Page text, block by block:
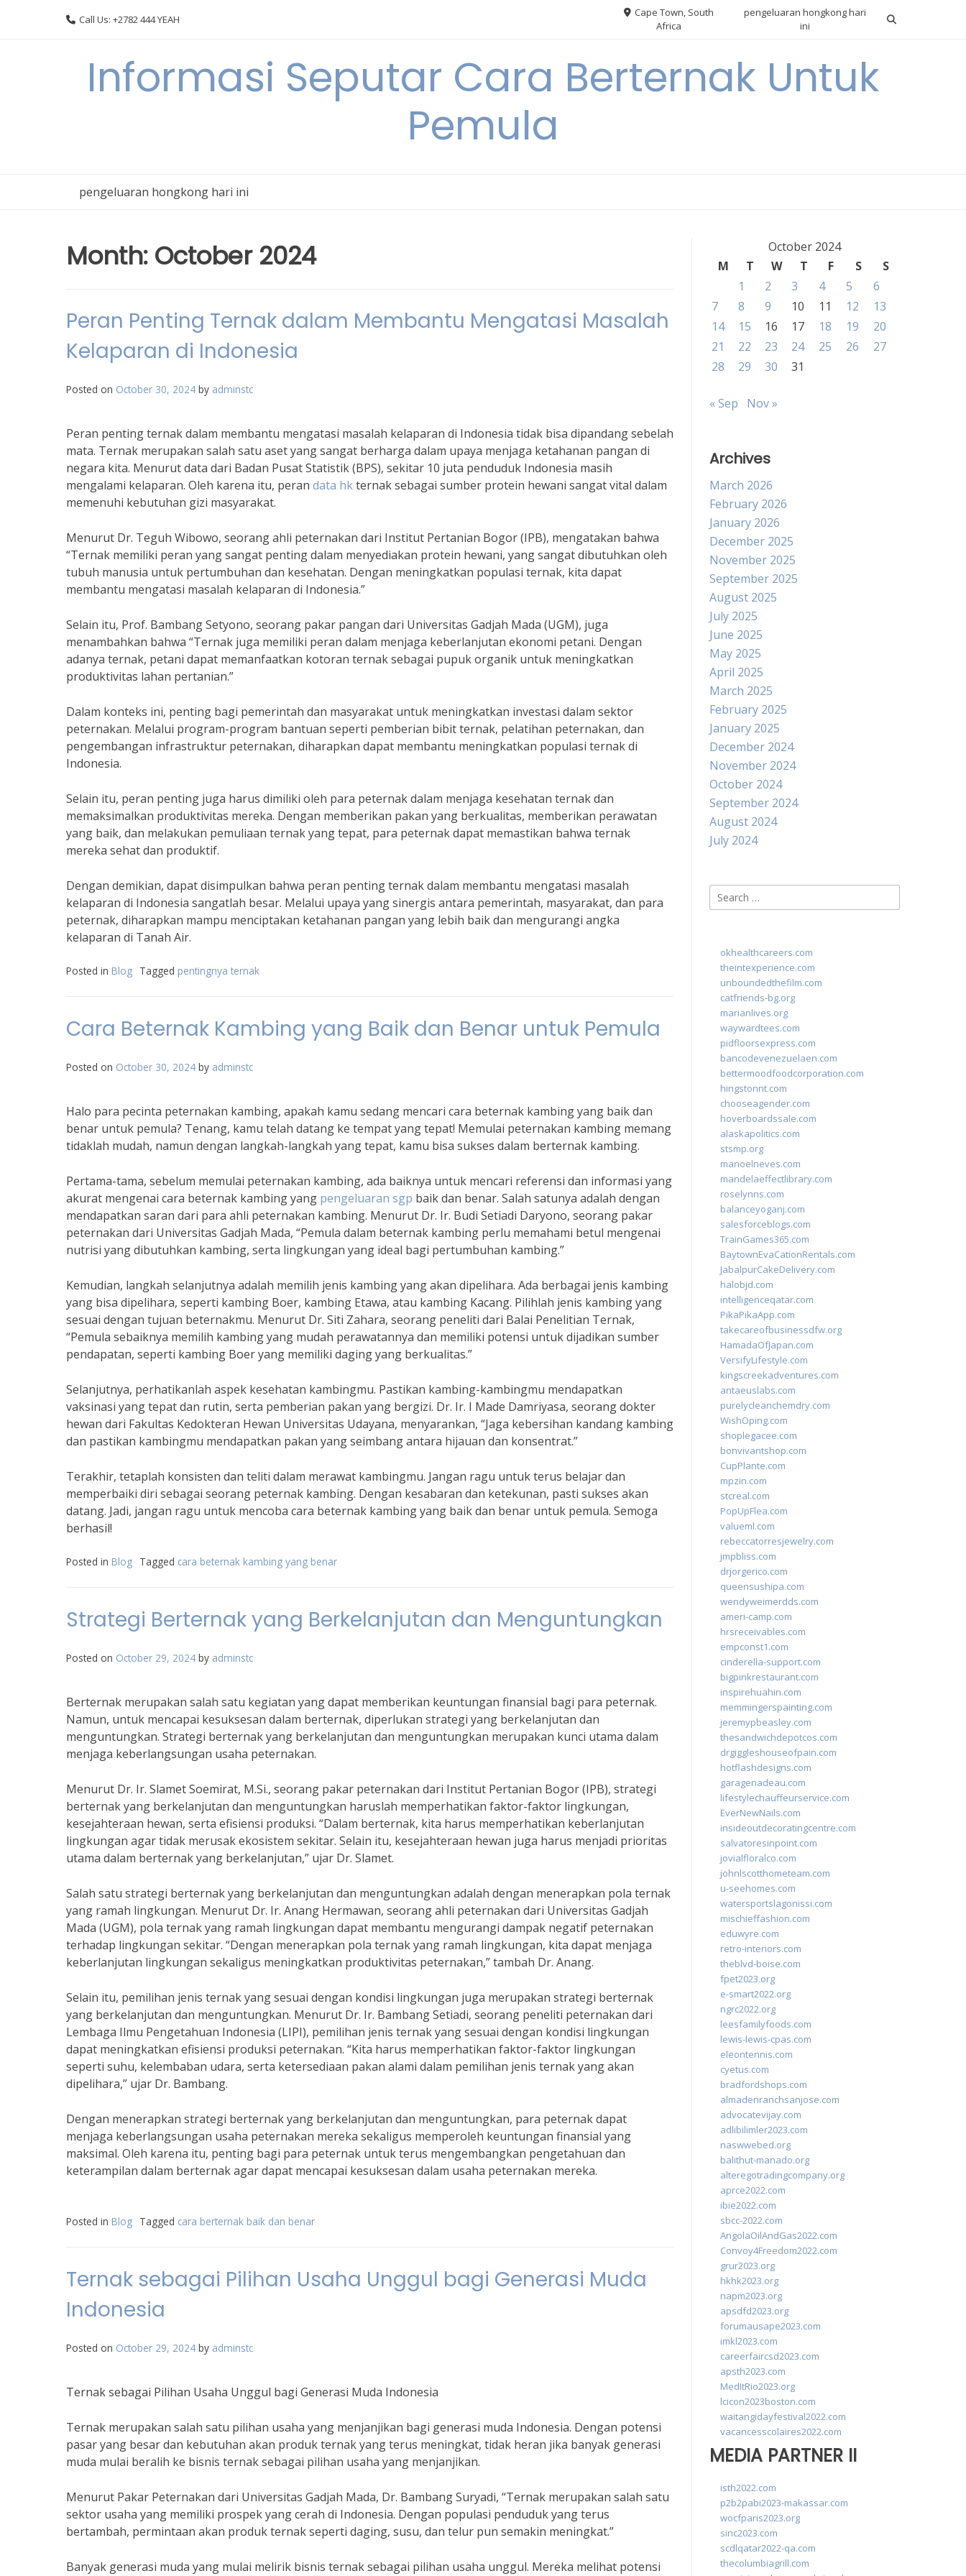
Call Us: +2782 444 YEAH
Cape Town, South
Africa
pengeluaran hongkong hari
ini
Informasi Seputar Cara Berternak Untuk
Pemula
pengeluaran hongkong hari ini
Month: October 2024
Peran Penting Ternak dalam Membantu Mengatasi Masalah
Kelaparan di Indonesia
Posted on October 30, 2024 by adminstc
Peran penting ternak dalam membantu mengatasi masalah kelaparan di Indonesia tidak bisa dipandang sebelah
mata. Ternak merupakan salah satu aset yang sangat berharga dalam upaya menjaga ketahanan pangan di
negara kita. Menurut data dari Badan Pusat Statistik (BPS), sekitar 10 juta penduduk Indonesia masih
mengalami kelaparan. Oleh karena itu, peran data hkternak sebagai sumber protein hewani sangat vital dalam
memenuhi kebutuhan gizi masyarakat.
Menurut Dr. Teguh Wibowo, seorang ahli peternakan dari Institut Pertanian Bogor (IPB), mengatakan bahwa
“Ternak memiliki peran yang sangat penting dalam menyediakan protein hewani, yang sangat dibutuhkan oleh
tubuh manusia untuk pertumbuhan dan kesehatan. Dengan meningkatkan populasi ternak, kita dapat
membantu mengatasi masalah kelaparan di Indonesia.”
Selain itu, Prof. Bambang Setyono, seorang pakar pangan dari Universitas Gadjah Mada (UGM), juga
menambahkan bahwa “Ternak juga memiliki peran dalam menjaga keberlanjutan ekonomi petani. Dengan
adanya ternak, petani dapat memanfaatkan kotoran ternak sebagai pupuk organik untuk meningkatkan
produktivitas lahan pertanian.”
Dalam konteks ini, penting bagi pemerintah dan masyarakat untuk meningkatkan investasi dalam sektor
peternakan. Melalui program-program bantuan seperti pemberian bibit ternak, pelatihan peternakan, dan
pengembangan infrastruktur peternakan, diharapkan dapat membantu meningkatkan populasi ternak di
Indonesia.
Selain itu, peran penting juga harus dimiliki oleh para peternak dalam menjaga kesehatan ternak dan
memaksimalkan produktivitas mereka. Dengan memberikan pakan yang berkualitas, memberikan perawatan
yang baik, dan melakukan pemuliaan ternak yang tepat, para peternak dapat memastikan bahwa ternak
mereka sehat dan produktif.
Dengan demikian, dapat disimpulkan bahwa peran penting ternak dalam membantu mengatasi masalah
kelaparan di Indonesia sangatlah besar. Melalui upaya yang sinergis antara pemerintah, masyarakat, dan para
peternak, diharapkan mampu menciptakan ketahanan pangan yang lebih baik dan mengurangi angka
kelaparan di Tanah Air.
Posted in Blog Tagged pentingnya ternak
Cara Beternak Kambing yang Baik dan Benar untuk Pemula
Posted on October 30, 2024 by adminstc
Halo para pecinta peternakan kambing, apakah kamu sedang mencari cara beternak kambing yang baik dan
benar untuk pemula? Tenang, kamu telah datang ke tempat yang tepat! Memulai peternakan kambing memang
tidaklah mudah, namun dengan langkah-langkah yang tepat, kamu bisa sukses dalam berternak kambing.
Pertama-tama, sebelum memulai peternakan kambing, ada baiknya untuk mencari referensi dan informasi yang
akurat mengenai cara beternak kambing yang pengeluaran sgp baik dan benar. Salah satunya adalah dengan
mendapatkan saran dari para ahli peternakan kambing. Menurut Dr. Ir. Budi Setiadi Daryono, seorang pakar
peternakan dari Universitas Gadjah Mada, “Pemula dalam beternak kambing perlu memahami betul mengenai
nutrisi yang dibutuhkan kambing, serta lingkungan yang ideal bagi pertumbuhan kambing.”
Kemudian, langkah selanjutnya adalah memilih jenis kambing yang akan dipelihara. Ada berbagai jenis kambing
yang bisa dipelihara, seperti kambing Boer, kambing Etawa, atau kambing Kacang. Pilihlah jenis kambing yang
sesuai dengan tujuan beternakmu. Menurut Dr. Siti Zahara, seorang peneliti dari Balai Penelitian Ternak,
“Pemula sebaiknya memilih kambing yang mudah perawatannya dan memiliki potensi untuk dijadikan sumber
pendapatan, seperti kambing Boer yang memiliki daging yang berkualitas.”
Selanjutnya, perhatikanlah aspek kesehatan kambingmu. Pastikan kambing-kambingmu mendapatkan
vaksinasi yang tepat dan rutin, serta pemberian pakan yang bergizi. Dr. Ir. I Made Damriyasa, seorang dokter
hewan dari Fakultas Kedokteran Hewan Universitas Udayana, menyarankan, “Jaga kebersihan kandang kambing
dan pastikan kambingmu mendapatkan pakan yang seimbang antara hijauan dan konsentrat.”
Terakhir, tetaplah konsisten dan teliti dalam merawat kambingmu. Jangan ragu untuk terus belajar dan
memperbaiki diri sebagai seorang peternak kambing. Dengan kesabaran dan ketekunan, pasti sukses akan
datang. Jadi, jangan ragu untuk mencoba cara beternak kambing yang baik dan benar untuk pemula. Semoga
berhasil!
Posted in Blog Tagged cara beternak kambing yang benar
Strategi Berternak yang Berkelanjutan dan Menguntungkan
Posted on October 29, 2024 by adminstc
Berternak merupakan salah satu kegiatan yang dapat memberikan keuntungan finansial bagi para peternak.
Namun, untuk mencapai kesuksesan dalam berternak, diperlukan strategi yang berkelanjutan dan
menguntungkan. Strategi berternak yang berkelanjutan dan menguntungkan merupakan kunci utama dalam
menjaga keberlangsungan usaha peternakan.
Menurut Dr. Ir. Slamet Soemirat, M.Si., seorang pakar peternakan dari Institut Pertanian Bogor (IPB), strategi
berternak yang berkelanjutan dan menguntungkan haruslah memperhatikan faktor-faktor lingkungan,
kesejahteraan hewan, serta efisiensi produksi. “Dalam berternak, kita harus memperhatikan keberlanjutan
lingkungan agar tidak merusak ekosistem sekitar. Selain itu, kesejahteraan hewan juga harus menjadi prioritas
utama dalam berternak yang berkelanjutan,” ujar Dr. Slamet.
Salah satu strategi berternak yang berkelanjutan dan menguntungkan adalah dengan menerapkan pola ternak
yang ramah lingkungan. Menurut Dr. Ir. Anang Hermawan, seorang ahli peternakan dari Universitas Gadjah
Mada (UGM), pola ternak yang ramah lingkungan dapat membantu mengurangi dampak negatif peternakan
terhadap lingkungan sekitar. “Dengan menerapkan pola ternak yang ramah lingkungan, kita dapat menjaga
keberlanjutan lingkungan sekaligus meningkatkan produktivitas peternakan,” tambah Dr. Anang.
Selain itu, pemilihan jenis ternak yang sesuai dengan kondisi lingkungan juga merupakan strategi berternak
yang berkelanjutan dan menguntungkan. Menurut Dr. Ir. Bambang Setiadi, seorang peneliti peternakan dari
Lembaga Ilmu Pengetahuan Indonesia (LIPI), pemilihan jenis ternak yang sesuai dengan kondisi lingkungan
dapat meningkatkan efisiensi produksi peternakan. “Kita harus memperhatikan faktor-faktor lingkungan
seperti suhu, kelembaban udara, serta ketersediaan pakan alami dalam pemilihan jenis ternak yang akan
dipelihara,” ujar Dr. Bambang.
Dengan menerapkan strategi berternak yang berkelanjutan dan menguntungkan, para peternak dapat
menjaga keberlangsungan usaha peternakan mereka sekaligus memperoleh keuntungan finansial yang
maksimal. Oleh karena itu, penting bagi para peternak untuk terus mengembangkan pengetahuan dan
keterampilan dalam berternak agar dapat mencapai kesuksesan dalam usaha peternakan mereka.
Posted in Blog Tagged cara berternak baik dan benar
Ternak sebagai Pilihan Usaha Unggul bagi Generasi Muda
Indonesia
Posted on October 29, 2024 by adminstc
Ternak sebagai Pilihan Usaha Unggul bagi Generasi Muda Indonesia
Ternak merupakan salah satu pilihan usaha yang menjanjikan bagi generasi muda Indonesia. Dengan potensi
pasar yang besar dan kebutuhan akan produk ternak yang terus meningkat, tidak heran jika banyak generasi
muda mulai beralih ke bisnis ternak sebagai pilihan usaha yang menjanjikan.
Menurut Pakar Peternakan dari Universitas Gadjah Mada, Dr. Bambang Suryadi, “Ternak merupakan salah satu
sektor usaha yang memiliki prospek yang cerah di Indonesia. Dengan populasi penduduk yang terus
bertambah, permintaan akan produk ternak seperti daging, susu, dan telur pun semakin meningkat.”
Banyak generasi muda yang mulai melirik bisnis ternak sebagai pilihan usaha unggul. Mereka melihat potensi
October 2024
M
T W T F S
S
1
2 3 4 5
6
7
8 9 10 11 12
13
14
15 16 17 18 19
20
21
22 23 24 25 26
27
28
29 30 31
« Sep Nov »
Archives
March 2026
February 2026
January 2026
December 2025
November 2025
September 2025
August 2025
July 2025
June 2025
May 2025
April 2025
March 2025
February 2025
January 2025
December 2024
November 2024
October 2024
September 2024
August 2024
July 2024
Search
for:
okhealthcareers.com
theintexperience.com
unboundedthefilm.com
catfriends-bg.org
marianlives.org
waywardtees.com
pidfloorsexpress.com
bancodevenezuelaen.com
bettermoodfoodcorporation.com
hingstonnt.com
chooseagender.com
hoverboardssale.com
alaskapolitics.com
stsmp.org
manoelneves.com
mandelaeffectlibrary.com
roselynns.com
balanceyoganj.com
salesforceblogs.com
TrainGames365.com
BaytownEvaCationRentals.com
JabalpurCakeDelivery.com
halobjd.com
intelligenceqatar.com
PikaPikaApp.com
takecareofbusinessdfw.org
HamadaOfJapan.com
VersifyLifestyle.com
kingscreekadventures.com
antaeuslabs.com
purelycleanchemdry.com
WishOping.com
shoplegacee.com
bonvivantshop.com
CupPlante.com
mpzin.com
stcreal.com
PopUpFlea.com
valueml.com
rebeccatorresjewelry.com
jmpbliss.com
drjorgerico.com
queensushipa.com
wendyweimerdds.com
ameri-camp.com
hrsreceivables.com
empconst1.com
cinderella-support.com
bigpinkrestaurant.com
inspirehuahin.com
memmingerspainting.com
jeremypbeasley.com
thesandwichdepotcos.com
drgiggleshouseofpain.com
hotflashdesigns.com
garagenadeau.com
lifestylechauffeurservice.com
EverNewNails.com
insideoutdecoratingcentre.com
salvatoresinpoint.com
jovialfloralco.com
johnlscotthometeam.com
u-seehomes.com
watersportslagonissi.com
mischieffashion.com
eduwyre.com
retro-interiors.com
theblvd-boise.com
fpet2023.org
e-smart2022.org
ngrc2022.org
leesfamilyfoods.com
lewis-lewis-cpas.com
eleontennis.com
cyetus.com
bradfordshops.com
almadenranchsanjose.com
advocatevijay.com
adlibilimler2023.com
naswwebed.org
balithut-manado.org
alteregotradingcompany.org
aprce2022.com
ibie2022.com
sbcc-2022.com
AngolaOilAndGas2022.com
Convoy4Freedom2022.com
grur2023.org
hkhk2023.org
napm2023.org
apsdfd2023.org
forumausape2023.com
imkl2023.com
careerfaircsd2023.com
apsth2023.com
MedItRio2023.org
lcicon2023boston.com
waitangidayfestival2022.com
vacancesscolaires2022.com
MEDIA PARTNER II
isth2022.com
p2b2pabi2023-makassar.com
wocfparis2023.org
sinc2023.com
scdlqatar2022-qa.com
thecolumbiagrill.com